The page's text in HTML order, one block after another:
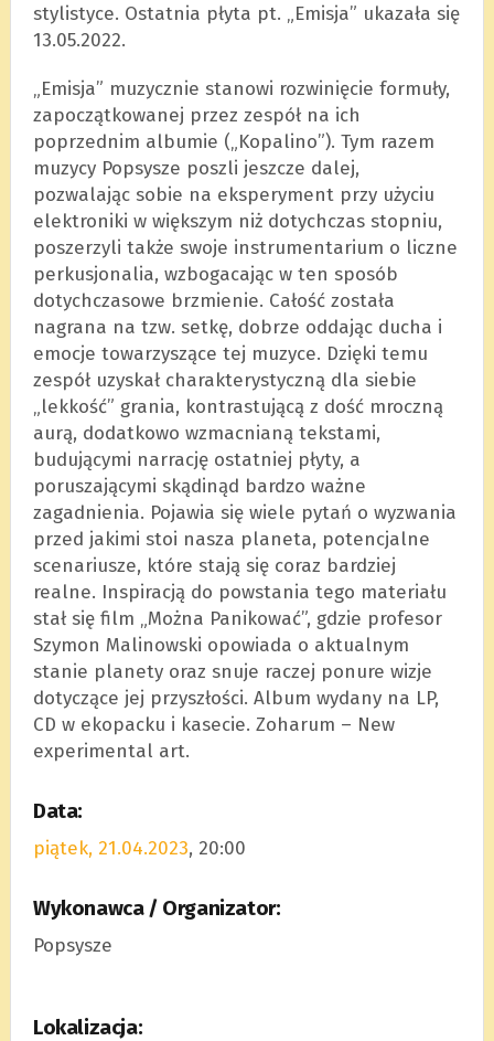
stylistyce. Ostatnia płyta pt. „Emisja” ukazała się
13.05.2022.
„Emisja” muzycznie stanowi rozwinięcie formuły,
zapoczątkowanej przez zespół na ich
poprzednim albumie („Kopalino”). Tym razem
muzycy Popsysze poszli jeszcze dalej,
pozwalając sobie na eksperyment przy użyciu
elektroniki w większym niż dotychczas stopniu,
poszerzyli także swoje instrumentarium o liczne
perkusjonalia, wzbogacając w ten sposób
dotychczasowe brzmienie. Całość została
nagrana na tzw. setkę, dobrze oddając ducha i
emocje towarzyszące tej muzyce. Dzięki temu
zespół uzyskał charakterystyczną dla siebie
„lekkość” grania, kontrastującą z dość mroczną
aurą, dodatkowo wzmacnianą tekstami,
budującymi narrację ostatniej płyty, a
poruszającymi skądinąd bardzo ważne
zagadnienia. Pojawia się wiele pytań o wyzwania
przed jakimi stoi nasza planeta, potencjalne
scenariusze, które stają się coraz bardziej
realne. Inspiracją do powstania tego materiału
stał się film „Można Panikować”, gdzie profesor
Szymon Malinowski opowiada o aktualnym
stanie planety oraz snuje raczej ponure wizje
dotyczące jej przyszłości. Album wydany na LP,
CD w ekopacku i kasecie. Zoharum – New
experimental art.
Data:
piątek, 21.04.2023, 20:00
Wykonawca / Organizator:
Popsysze
Lokalizacja: